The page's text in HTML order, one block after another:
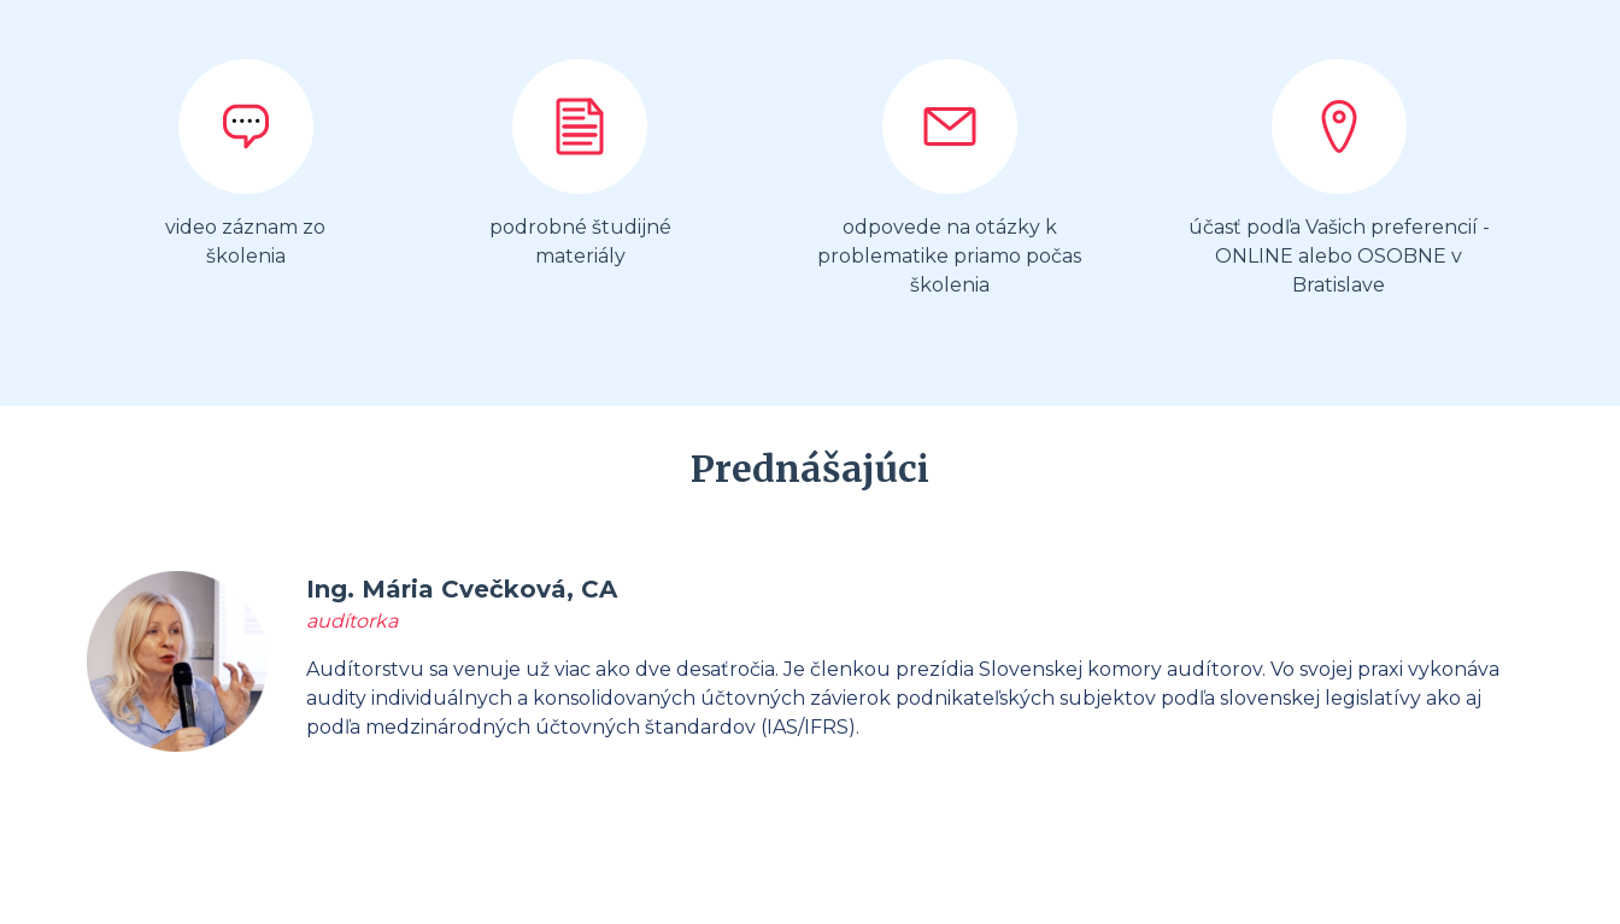
video záznam zo
školenia
podrobné študijné
materiály
odpovede na otázky k
problematike priamo počas
školenia
účasť podľa Vašich preferencií -
ONLINE alebo OSOBNE v
Bratislave
Prednášajúci
Ing. Mária Cvečková, CA
audítorka
Audítorstvu sa venuje už viac ako dve desaťročia. Je členkou prezídia Slovenskej komory audítorov. Vo svojej praxi vykonáva
audity individuálnych a konsolidovaných účtovných závierok podnikateľských subjektov podľa slovenskej legislatívy ako aj
podľa medzinárodných účtovných štandardov (IAS/IFRS).